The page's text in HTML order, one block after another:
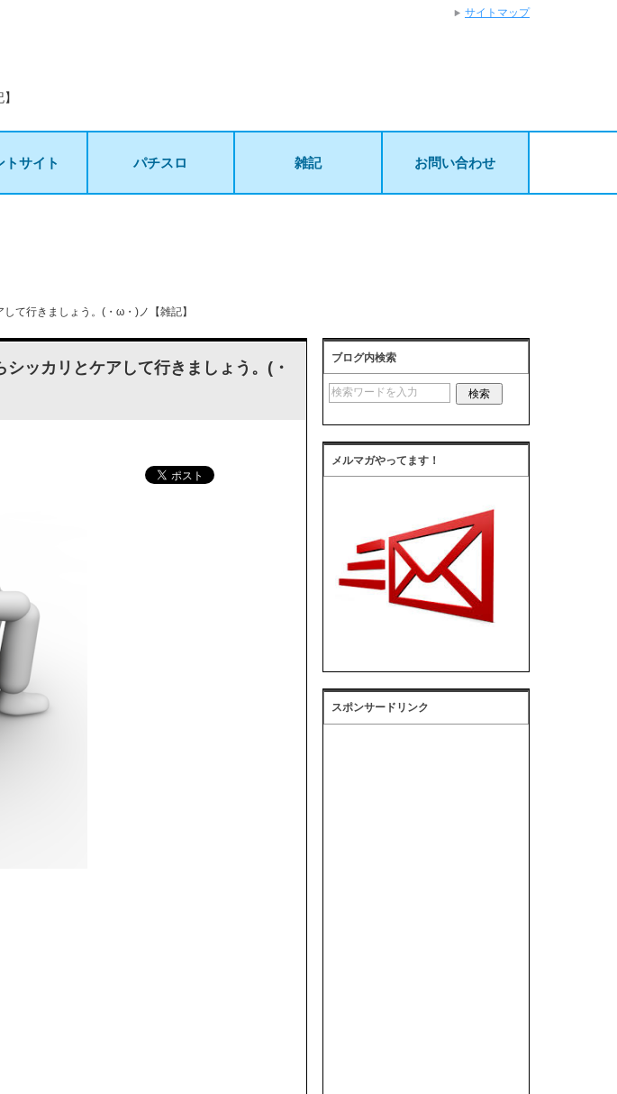
トサイト パチスロ 雑記 お問い合わせ
て行きましょう。(・ω・)ノ【雑記】
ッカリとケアして行きましょう。(・
ブログ内検索
メルマガやってます！
スポンサードリンク
サイトマップ